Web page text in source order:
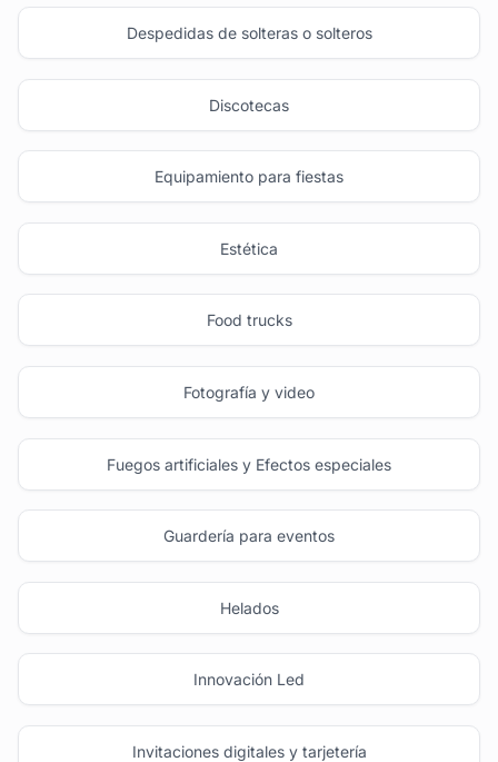
Despedidas de solteras o solteros
Discotecas
Equipamiento para fiestas
Estética
Food trucks
Fotografía y video
Fuegos artificiales y Efectos especiales
Guardería para eventos
Helados
Innovación Led
Invitaciones digitales y tarjetería